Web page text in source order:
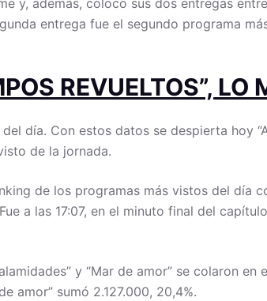
y, además, colocó sus dos entregas
entrega fue el segundo programa
REVUELTOS”,
día. Con estos datos se despierta hoy
de la jornada.
de los programas más vistos del día
a las 17:07, en el minuto final del
y “Mar de amor” se colaron
amor” sumó 2.127.000, 20,4%.